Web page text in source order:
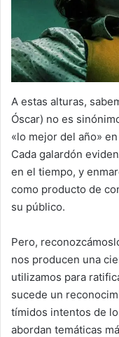
A estas alturas,
Óscar) no es
«lo mejor del año»
Cada galardón
en el tiempo, y
como producto de
su público.
Pero,
nos producen una
utilizamos para
sucede un
tímidos intentos de
abordan temáticas